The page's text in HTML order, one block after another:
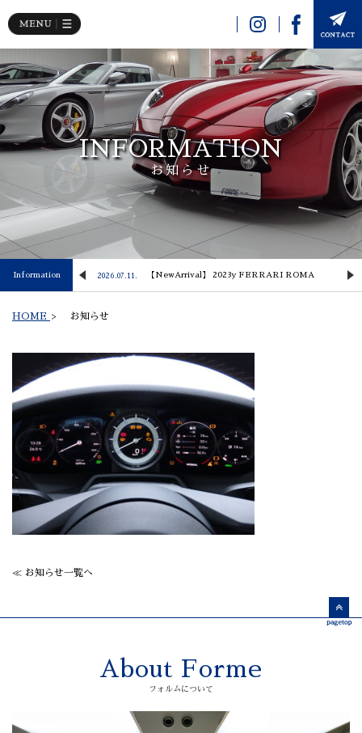
INFORMATION
お知らせ
Information
Lusso 2026.07.11. 【NewArrival】 2023y FERRARI ROMA
HOME > お知らせ
≪ お知らせ一覧へ
About Forme
フォルムについて